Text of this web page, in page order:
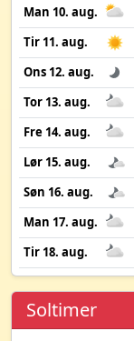
Man 10. aug.
Tir 11. aug.
Ons 12. aug.
Tor 13. aug.
Fre 14. aug.
Lør 15. aug.
Søn 16. aug.
Man 17. aug.
Tir 18. aug.
Soltimer